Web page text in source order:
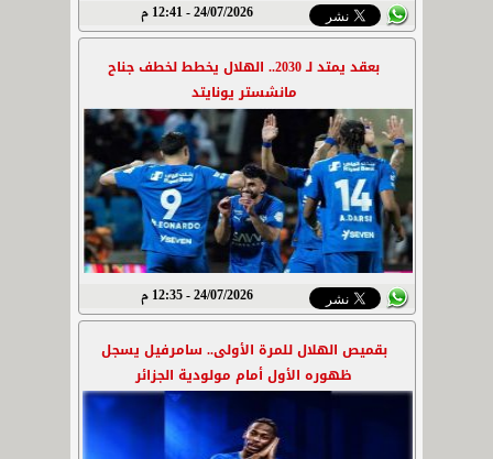
24/07/2026 - 12:41 م
بعقد يمتد لـ 2030.. الهلال يخطط لخطف جناح
مانشستر يونايتد
24/07/2026 - 12:35 م
بقميص الهلال للمرة الأولى.. سامرفيل يسجل
ظهوره الأول أمام مولودية الجزائر